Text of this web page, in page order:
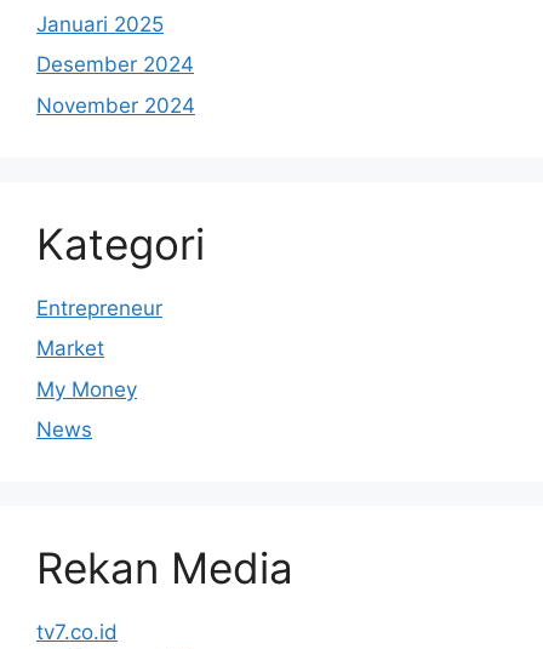
Januari 2025
Desember 2024
November 2024
Kategori
Entrepreneur
Market
My Money
News
Rekan Media
tv7.co.id